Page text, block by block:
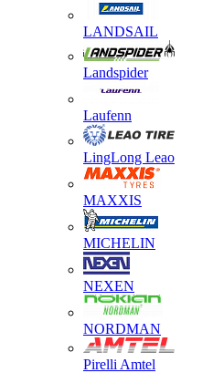
LANDSAIL
Landspider
Laufenn
LingLong Leao
MAXXIS
MICHELIN
NEXEN
NORDMAN
Pirelli Amtel